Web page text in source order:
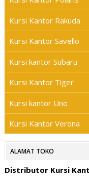
Kursi Kantor Rakuda
Kursi Kantor Savello
Kursi kantor Subaru
Kursi Kantor Tiger
Kursi kantor Uno
Kursi Kantor Verona
ALAMAT TOKO
Distributor Kursi